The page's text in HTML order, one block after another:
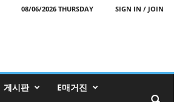
08/06/2026 THURSDAY SIGN IN / JOIN
게시판 E매거진